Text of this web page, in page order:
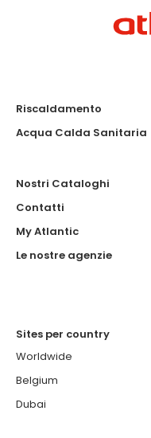
Riscaldamento
Acqua Calda Sanitaria
Nostri Cataloghi
Contatti
My Atlantic
Le nostre agenzie
Sites per country
Worldwide
Belgium
Dubai